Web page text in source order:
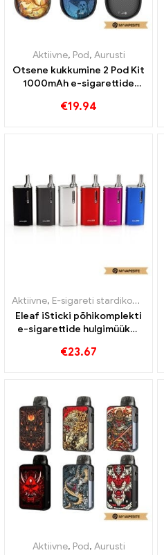
Aktiivne, Pod, Aurusti
Otsene kukkumine 2 Pod Kit
1000mAh e-sigarettide
€19.94
Aktiivne, E-sigareti stardikomplekt
Eleaf iSticki põhikomplekti
e-sigarettide hulgimüük丨
€23.67
Aktiivne, Pod, Aurusti